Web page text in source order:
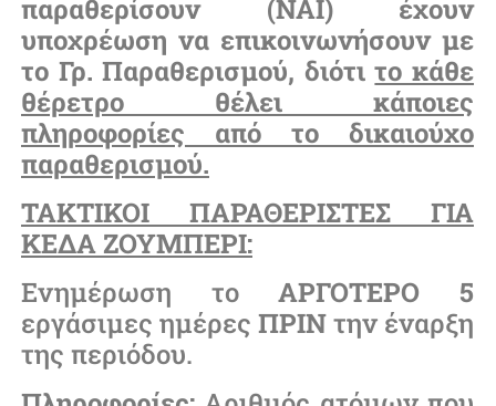
παραθερίσουν (ΝΑΙ) έχουν
υποχρέωση να επικοινωνήσουν με
το Γρ. Παραθερισμού, διότιτο κάθε
θέρετρο θέλει κάποιες
πληροφορίες από το δικαιούχο
παραθερισμού.
ΤΑΚΤΙΚΟΙ ΠΑΡΑΘΕΡΙΣΤΕΣ ΓΙΑ
ΚΕΔΑ ΖΟΥΜΠΕΡΙ:
Ενημέρωση τοΑΡΓΟΤΕΡΟ 5
εργάσιμες ημέρες ΠΡΙΝτην έναρξη
της περιόδου.